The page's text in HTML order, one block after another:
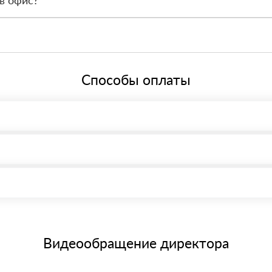
Способы оплаты
через системы электронных платежей.
банковским картам
материала после проверки качества и количества заказанного
Видеообращение директора